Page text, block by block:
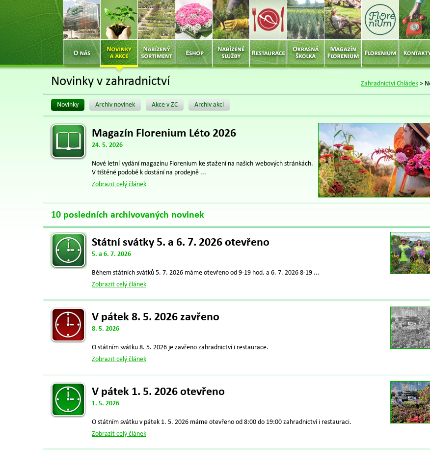
Zahradnictví Chládek >
Novinky v zahradnictví
Novinky Archiv novinek Akce v ZC Archiv akcí
Magazín Florenium Léto 2026
24. 5. 2026
Nové letní vydání magazínu Florenium ke stažení na našich webových stránkách.
V tištěné podobě k dostání na prodejně ...
Zobrazit celý článek
10 posledních archivovaných novinek
Státní svátky 5. a 6. 7. 2026 otevřeno
5. a 6. 7. 2026
Během státních svátků 5. 7. 2026 máme otevřeno od 9-19 hod. a 6. 7. 2026 8-19 ...
Zobrazit celý článek
V pátek 8. 5. 2026 zavřeno
8. 5. 2026
O státním svátku 8. 5. 2026 je zavřeno zahradnictví i restaurace.
Zobrazit celý článek
V pátek 1. 5. 2026 otevřeno
1. 5. 2026
O státním svátku v pátek 1. 5. 2026 máme otevřeno od 8:00 do 19:00 zahradnictví i restauraci.
Zobrazit celý článek